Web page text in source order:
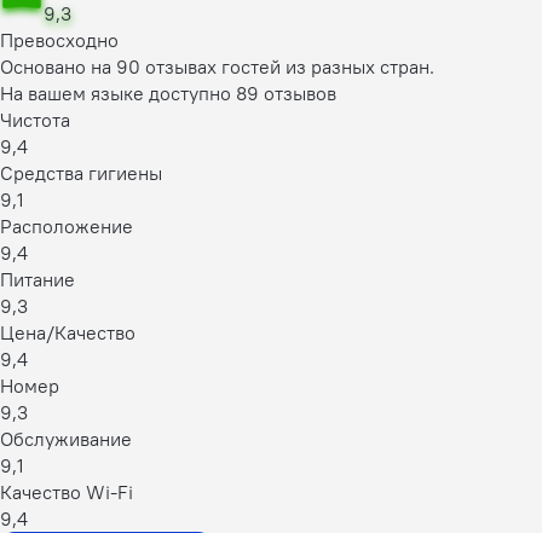
9,3
Превосходно
Основано на 90 отзывах гостей из разных стран.
На вашем языке доступно 89 отзывов
Чистота
9,4
Средства гигиены
9,1
Расположение
9,4
Питание
9,3
Цена/Качество
9,4
Номер
9,3
Обслуживание
9,1
Качество Wi-Fi
9,4